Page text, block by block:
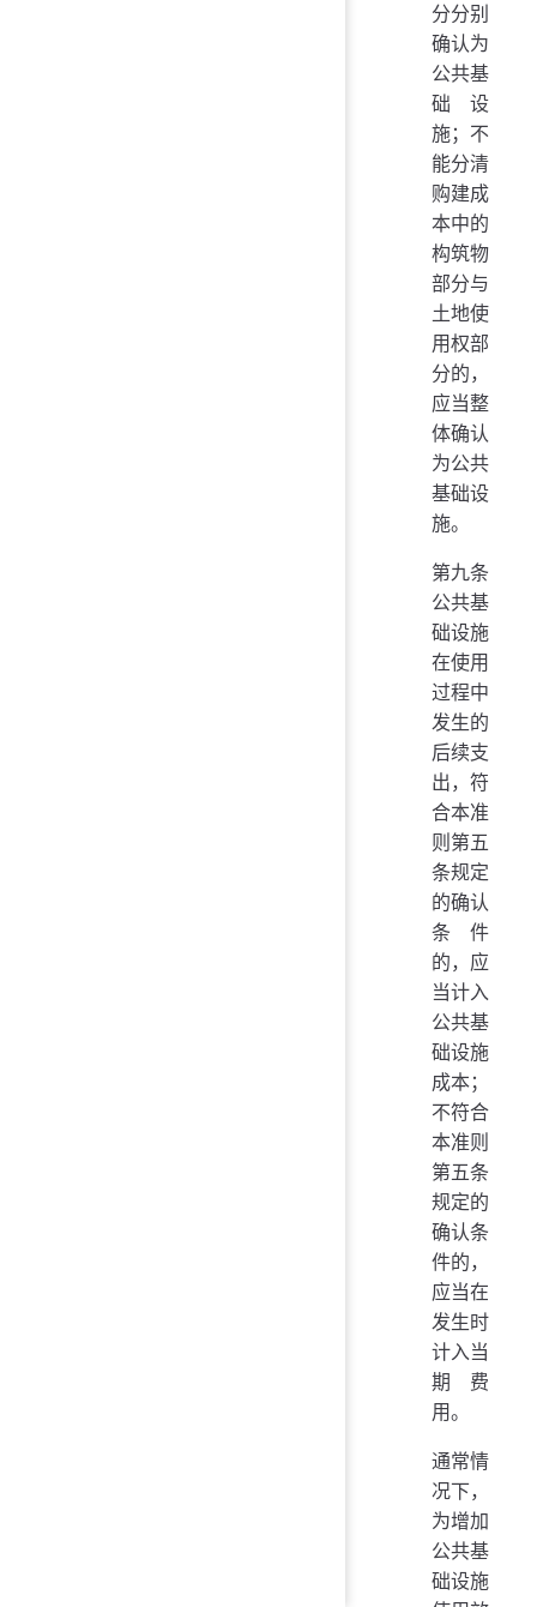
分分别
确认为
公共基
础设
施；不
能分清
购建成
本中的
构筑物
部分与
土地使
用权部
分的，
应当整
体确认
为公共
基础设
施。
第九条
公共基
础设施
在使用
过程中
发生的
后续支
出，符
合本准
则第五
条规定
的确认
条件
的，应
当计入
公共基
础设施
成本；
不符合
本准则
第五条
规定的
确认条
件的，
应当在
发生时
计入当
期费
用。
通常情
况下，
为增加
公共基
础设施